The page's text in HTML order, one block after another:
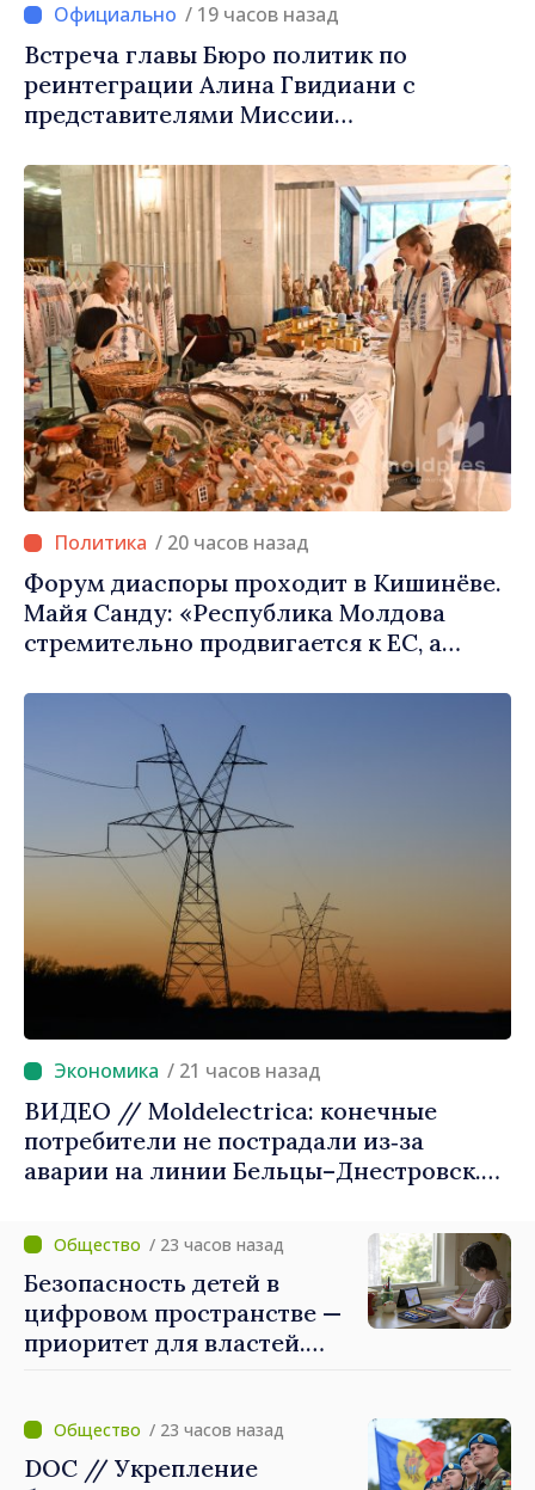
/ 19 часов назад
Встреча главы Бюро политик по
реинтеграции Алина Гвидиани с
представителями Миссии
Креста в Молдове
/ 20 часов назад
Форум диаспоры проходит в Кишинёве.
Майя Санду: «Республика Молдова
стремительно продвигается к ЕС, а
продвижении и поддержке этого пути»
/ 21 часов назад
ВИДЕО // Moldelectrica: конечные
потребители не пострадали из‑за
аварии на линии Бельцы–Днестровск.
приоритетном режиме
/ 23 часов назад
Безопасность детей в
цифровом пространстве —
приоритет для властей.
которые будут их
защищать»
/ 23 часов назад
DOC // Укрепление